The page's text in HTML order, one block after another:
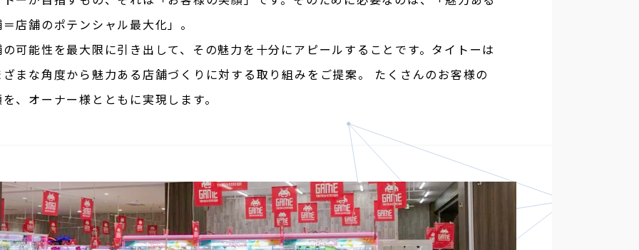
店舗のポテンシャル最大化」。
可能性を最大限に引き出して、その魅力を十分にアピールすることです。タイトーは
まな角度から魅力ある店舗づくりに対する取り組みをご提案。
たくさんのお客様の
、オーナー様とともに実現します。